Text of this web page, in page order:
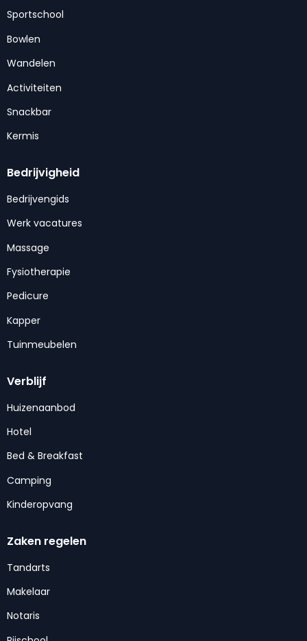
Sportschool
Bowlen
Wandelen
Activiteiten
Snackbar
Kermis
Bedrijvigheid
Bedrijvengids
Werk vacatures
Massage
Fysiotherapie
Pedicure
Kapper
Tuinmeubelen
Verblijf
Huizenaanbod
Hotel
Bed & Breakfast
Camping
Kinderopvang
Zaken regelen
Tandarts
Makelaar
Notaris